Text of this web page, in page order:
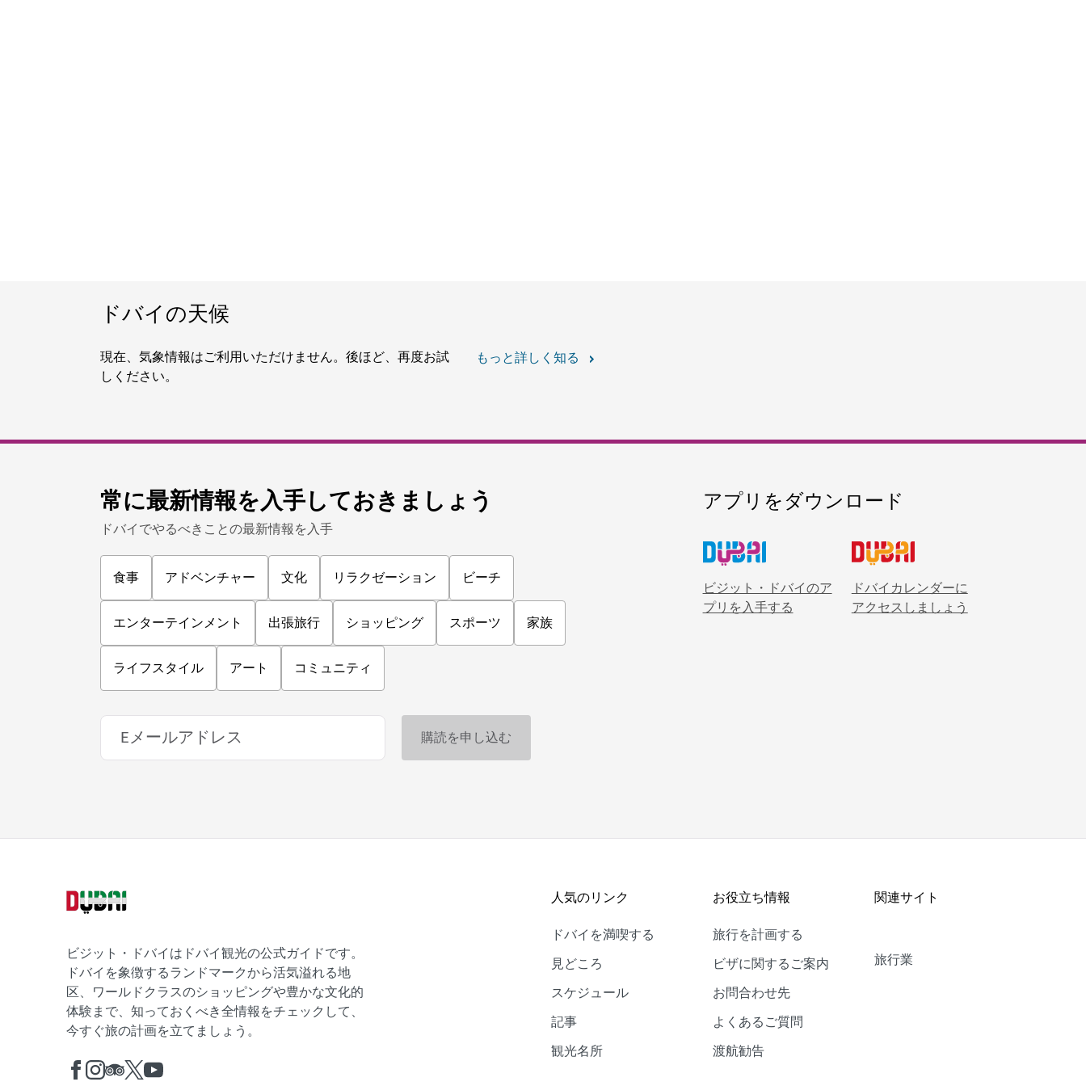
ドバイの天候
現在、気象情報はご利用いただけません。後ほど、再度お試
しください。
もっと詳しく知る
常に最新情報を入手しておきましょう
ドバイでやるべきことの最新情報を入手
食事 アドベンチャー 文化 リラクゼーション ビーチ
エンターテインメント 出張旅行 ショッピング スポーツ 家族
ライフスタイル アート コミュニティ
アプリをダウンロード
ビジット・ドバイのア
プリを入手する
ドバイカレンダーに
アクセスしましょう
ビジット・ドバイはドバイ観光の公式ガイドです。
ドバイを象徴するランドマークから活気溢れる地
区、ワールドクラスのショッピングや豊かな文化的
体験まで、知っておくべき全情報をチェックして、
今すぐ旅の計画を立てましょう。
人気のリンク
ドバイを満喫する
見どころ
スケジュール
記事
観光名所
お役立ち情報
旅行を計画する
ビザに関するご案内
お問合わせ先
よくあるご質問
渡航勧告
関連サイト
旅行業